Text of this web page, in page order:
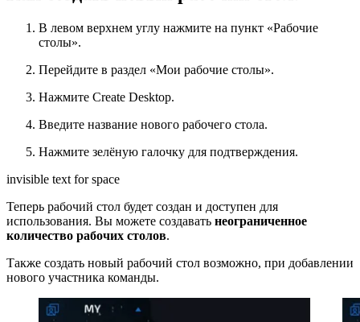
В левом верхнем углу нажмите на пункт «Рабочие
столы».
Перейдите в раздел «Мои рабочие столы».
Нажмите Create Desktop.
Введите название нового рабочего стола.
Нажмите зелёную галочку для подтверждения.
invisible text for space
Теперь рабочий стол будет создан и доступен для
использования. Вы можете создавать неограниченное
количество рабочих столов.
Также создать новый рабочий стол возможно, при добавлении
нового участника команды.